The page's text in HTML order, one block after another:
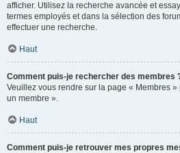
afficher. Utilisez la recherche avancée et
termes employés et dans la sélection des
effectuer une recherche.
Haut
Comment puis-je rechercher des membres
Veuillez vous rendre sur la page « Membres
un membre ».
Haut
Comment puis-je retrouver mes propres